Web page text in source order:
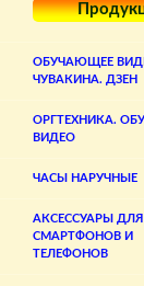
ОБУЧАЮЩЕЕ
ЧУВАКИНА. ДЗЕН
ОРГТЕХНИКА.
ВИДЕО
ЧАСЫ НАРУЧНЫЕ
АКСЕССУАРЫ ДЛЯ
СМАРТФОНОВ И
ТЕЛЕФОНОВ